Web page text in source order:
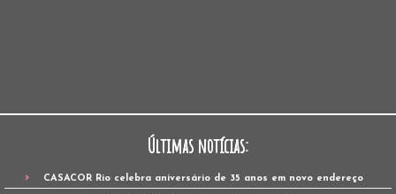
Últimas notícias:
CASACOR Rio celebra aniversário de 35 anos em novo endereço